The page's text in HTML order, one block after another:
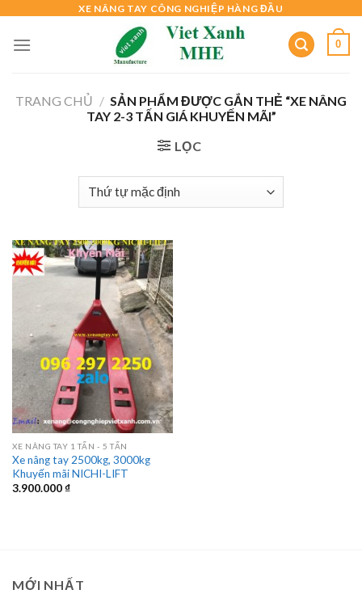
content
XE NÂNG TAY CÔNG NGHIỆP HÀNG ĐẦU
0
TRANG CHỦ / SẢN PHẨM ĐƯỢC GẮN THẺ “XE NÂNG
TAY 2-3 TẤN GIÁ KHUYẾN MÃI”
LỌC
XE NÂNG TAY 1 TẤN - 5 TẤN
Xe nâng tay 2500kg, 3000kg
Khuyến mãi NICHI-LIFT
3.900.000₫
MỚI NHẤT